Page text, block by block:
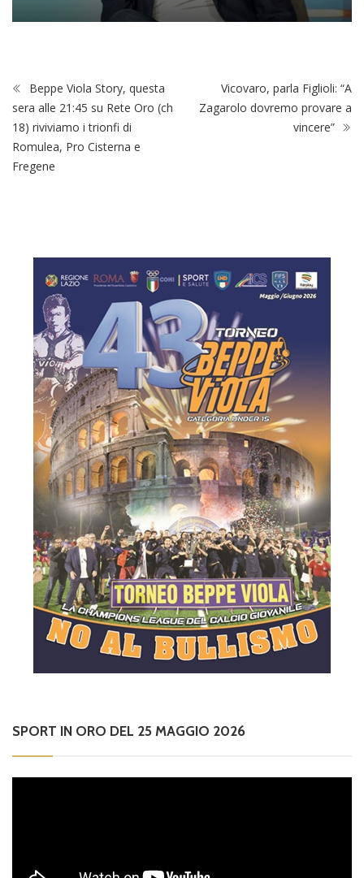
Beppe Viola Story, questa
sera alle 21:45 su Rete Oro (ch
18) riviviamo i trionfi di
Romulea, Pro Cisterna e
Fregene
Vicovaro, parla Figlioli: “A
Zagarolo dovremo provare a
vincere”
SPORT IN ORO DEL 25 MAGGIO 2026